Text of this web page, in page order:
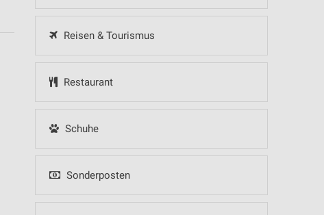
Reisen & Tourismus
Restaurant
Schuhe
Sonderposten